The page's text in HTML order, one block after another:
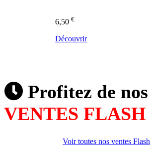
6,50 €
Découvrir
Profitez de nos
VENTES FLASH
Voir toutes nos ventes Flash